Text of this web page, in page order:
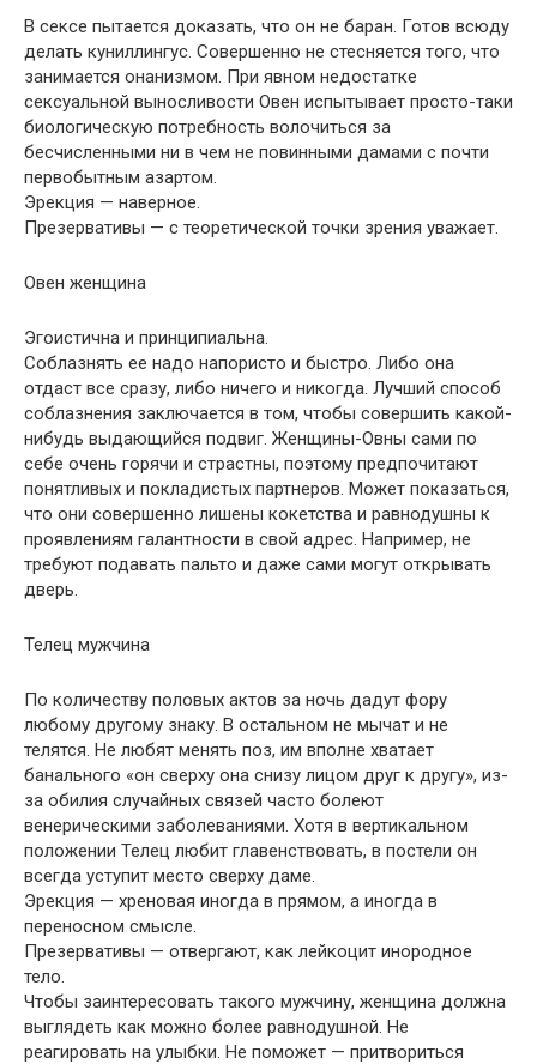
В сексе пытается доказать, что он не баран. Готов всюду
делать куниллингус. Совершенно не стесняется того, что
занимается онанизмом. При явном недостатке
сексуальной выносливости Овен испытывает просто-таки
биологическую потребность волочиться за
бесчисленными ни в чем не повинными дамами с почти
первобытным азартом.
Эрекция — наверное.
Презервативы — с теоретической точки зрения уважает.
Овен женщина
Эгоистична и принципиальна.
Соблазнять ее надо напористо и быстро. Либо она
отдаст все сразу, либо ничего и никогда. Лучший способ
соблазнения заключается в том, чтобы совершить какой-
нибудь выдающийся подвиг. Женщины-Овны сами по
себе очень горячи и страстны, поэтому предпочитают
понятливых и покладистых партнеров. Может показаться,
что они совершенно лишены кокетства и равнодушны к
проявлениям галантности в свой адрес. Например, не
требуют подавать пальто и даже сами могут открывать
дверь.
Телец мужчина
По количеству половых актов за ночь дадут фору
любому другому знаку. В остальном не мычат и не
телятся. Не любят менять поз, им вполне хватает
банального «он сверху она снизу лицом друг к другу», из-
за обилия случайных связей часто болеют
венерическими заболеваниями. Хотя в вертикальном
положении Телец любит главенствовать, в постели он
всегда уступит место сверху даме.
Эрекция — хреновая иногда в прямом, а иногда в
переносном смысле.
Презервативы — отвергают, как лейкоцит инородное
тело.
Чтобы заинтересовать такого мужчину, женщина должна
выглядеть как можно более равнодушной. Не
реагировать на улыбки. Не поможет — притвориться